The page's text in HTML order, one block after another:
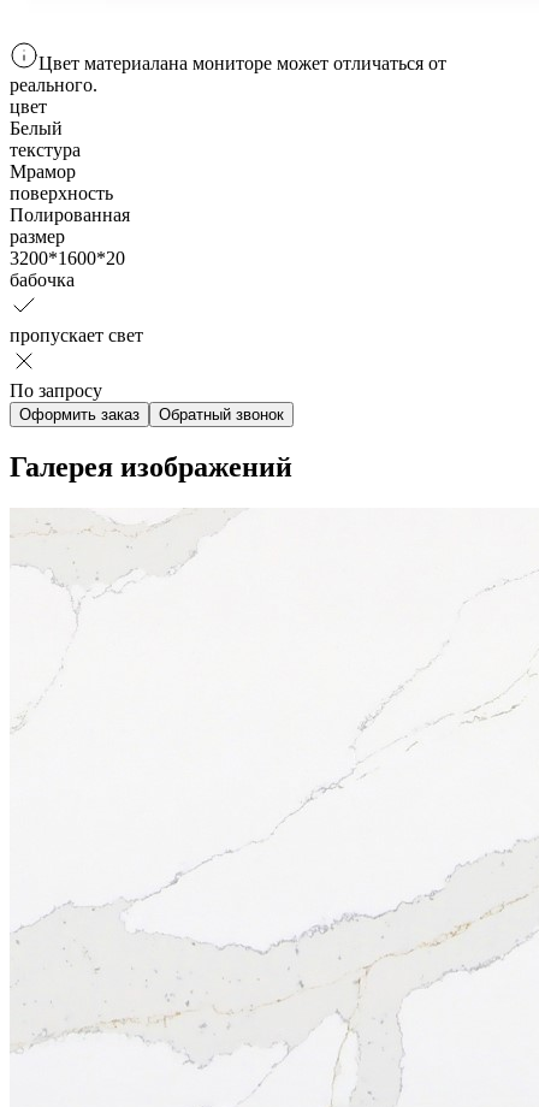
Цвет материалана мониторе может отличаться от
реального.
цвет
Белый
текстура
Мрамор
поверхность
Полированная
размер
3200*1600*20
бабочка
пропускает свет
По запросу
Оформить заказ Обратный звонок
Галерея изображений